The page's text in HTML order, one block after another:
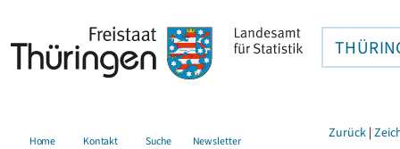
Home Kontakt Suche Newsletter Zurück |